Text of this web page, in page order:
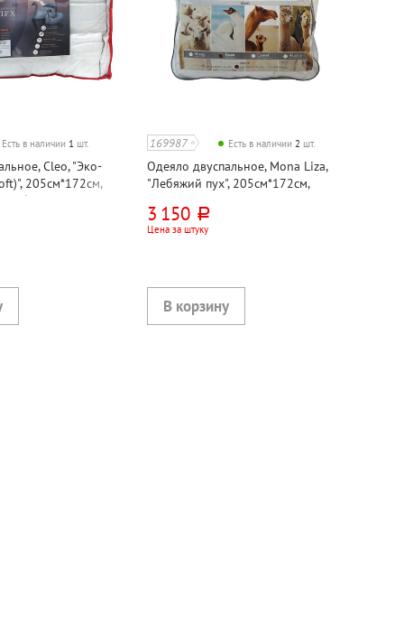
Есть в наличии 1 шт.
Cleo, "Эко-
205см*172см,
лебяжий пух,
169987 Есть в наличии2 шт.
Одеяло двуспальное, Mona Liza,
"Лебяжий пух", 205см*172см,
3 150 руб.
Цена за штуку